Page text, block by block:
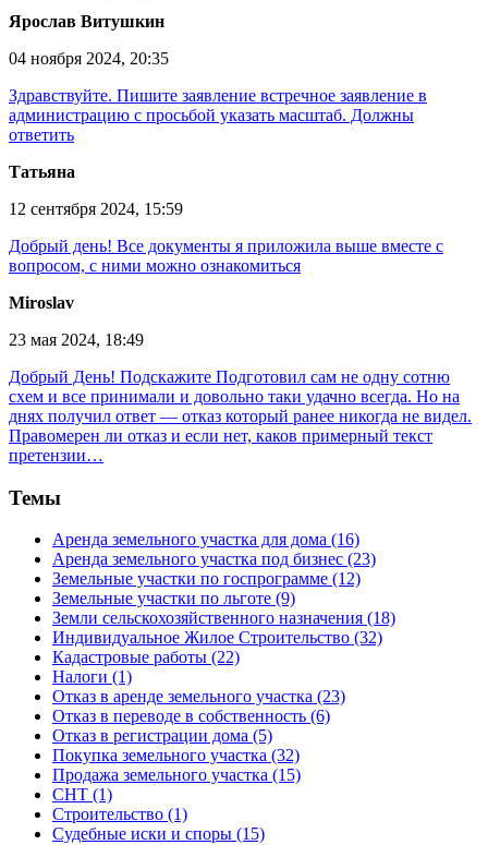
Ярослав Витушкин
04 ноября 2024, 20:35
Здравствуйте. Пишите заявление встречное заявление в
администрацию с просьбой указать масштаб. Должны
ответить
Татьяна
12 сентября 2024, 15:59
Добрый день! Все документы я приложила выше вместе с
вопросом, с ними можно ознакомиться
Miroslav
23 мая 2024, 18:49
Добрый День! Подскажите Подготовил сам не одну сотню
схем и все принимали и довольно таки удачно всегда. Но на
днях получил ответ — отказ который ранее никогда не видел.
Правомерен ли отказ и если нет, каков примерный текст
претензии…
Темы
Аренда земельного участка для дома (16)
Аренда земельного участка под бизнес (23)
Земельные участки по госпрограмме (12)
Земельные участки по льготе (9)
Земли сельскохозяйственного назначения (18)
Индивидуальное Жилое Строительство (32)
Кадастровые работы (22)
Налоги (1)
Отказ в аренде земельного участка (23)
Отказ в переводе в собственность (6)
Отказ в регистрации дома (5)
Покупка земельного участка (32)
Продажа земельного участка (15)
СНТ (1)
Строительство (1)
Судебные иски и споры (15)